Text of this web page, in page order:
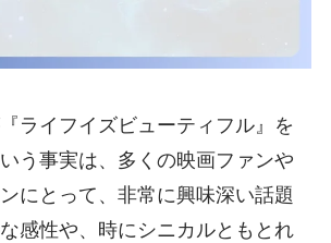
ライフイズビューティフル』を
う事実は、多くの映画ファンや
にとって、非常に興味深い話題
感性や、時にシニカルともとれ